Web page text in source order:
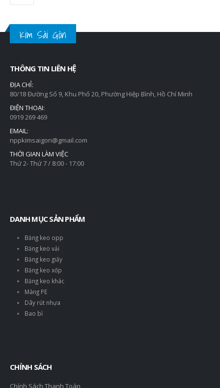
Kim Sài Gòn
THÔNG TIN LIÊN HỆ
ĐỊA CHỈ:
80/18 Đường Số 9, Khu Phố 20, Phường Hiệp Bình, Hồ Chí Minh
ĐIỆN THOẠI:
0919 269 469
EMAIL:
nppkimsaigon@gmail.com
THỜI GIAN LÀM VIỆC
Thứ 2- Thứ 7 / 8:00 - 17:00
DANH MỤC SẢN PHẨM
Băng keo opp
Băng keo vải
Băng keo giấy
Băng keo xốp
Băng keo khác
Màng PE
Dây rút nhựa
Bao bì
CHÍNH SÁCH